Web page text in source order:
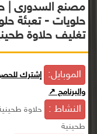
مصنع السدورى |
حلويات - تعبئة
تغليف حلاوة
الموبايل: إشترك
والبرنامج ↗
النشاط :
حلاوة
طحينية